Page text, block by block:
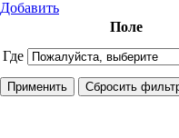
Добавить
Где
Поле